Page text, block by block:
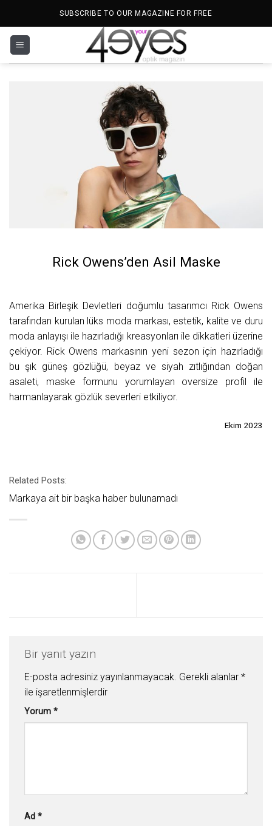
SUBSCRIBE TO OUR MAGAZINE FOR FREE
Rick Owens’den Asil Maske
Amerika Birleşik Devletleri doğumlu tasarımcı Rick Owens
tarafından kurulan lüks moda markası, estetik, kalite ve duru
moda anlayışı ile hazırladığı kreasyonları ile dikkatleri üzerine
çekiyor. Rick Owens markasının yeni sezon için hazırladığı
bu şık güneş gözlüğü, beyaz ve siyah zıtlığından doğan
asaleti, maske formunu yorumlayan oversize profil ile
harmanlayarak gözlük severleri etkiliyor.
Ekim 2023
Related Posts:
Markaya ait bir başka haber bulunamadı
Bir yanıt yazın
E-posta adresiniz yayınlanmayacak. Gerekli alanlar *
ile işaretlenmişlerdir
Yorum *
Ad *